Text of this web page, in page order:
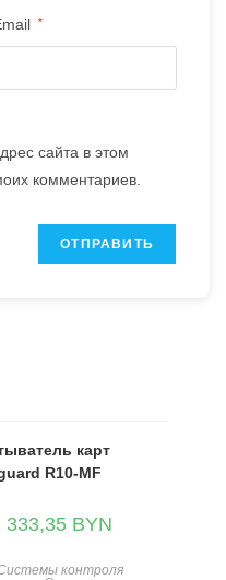
*
сайта в этом
комментариев.
контроля
карт
R10-MF
333,35 BYN